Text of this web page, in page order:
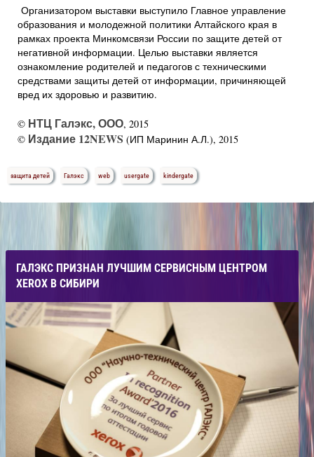
Организатором выставки выступило Главное управление
образования и молодежной политики Алтайского края в
рамках проекта Минкомсвязи России по защите детей от
негативной информации. Целью выставки является
ознакомление родителей и педагогов с техническими
средствами защиты детей от информации, причиняющей
вред их здоровью и развитию.
© НТЦ Галэкс, ООО, 2015
© Издание 12NEWS (ИП Маринин А.Л.), 2015
защита детей Галэкс web usergate kindergate
ГАЛЭКС ПРИЗНАН ЛУЧШИМ СЕРВИСНЫМ ЦЕНТРОМ
XEROX В СИБИРИ